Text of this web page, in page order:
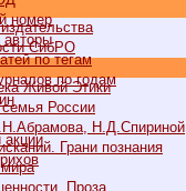
номер
авторы
по тегам
по годам
акции
СибРО
Живой Этики
России
Н.Д.Спириной
Грани познания
Проза